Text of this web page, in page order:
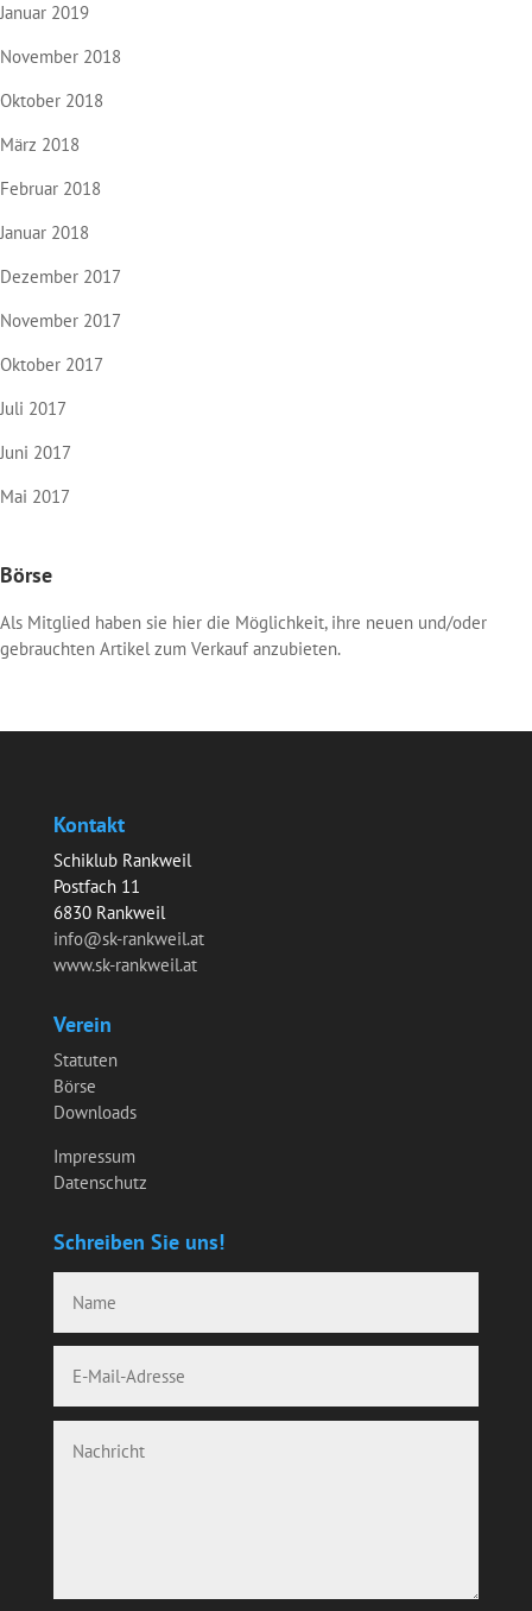
Januar 2019
November 2018
Oktober 2018
März 2018
Februar 2018
Januar 2018
Dezember 2017
November 2017
Oktober 2017
Juli 2017
Juni 2017
Mai 2017
Börse
Als Mitglied haben sie hier die Möglichkeit, ihre neuen und/oder
gebrauchten Artikel zum Verkauf anzubieten.
Kontakt
Schiklub Rankweil
Postfach 11
6830 Rankweil
info@sk-rankweil.at
www.sk-rankweil.at
Verein
Statuten
Börse
Downloads
Impressum
Datenschutz
Schreiben Sie uns!